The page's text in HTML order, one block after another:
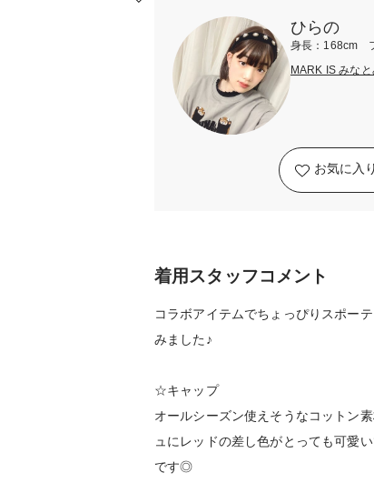
ひらの
身長：168cm
MARK IS みな
お気に入
着用スタッフコメント
コラボアイテムでちょっぴりスポー
みました♪
☆キャップ
オールシーズン使えそうなコットン
ュにレッドの差し色がとっても可愛
です◎